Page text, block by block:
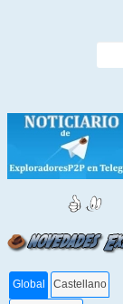
Global Castellano